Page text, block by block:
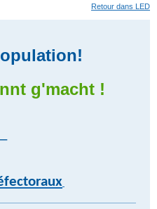
Retour dans LED
g'macht !